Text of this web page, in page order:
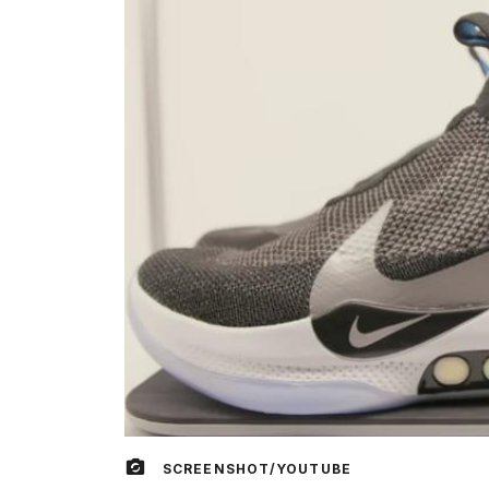
SCREENSHOT/YOUTUBE